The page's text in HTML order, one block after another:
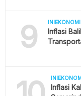
9 INIEKONOMI
Inflasi
INIEKONOMI
Inflasi